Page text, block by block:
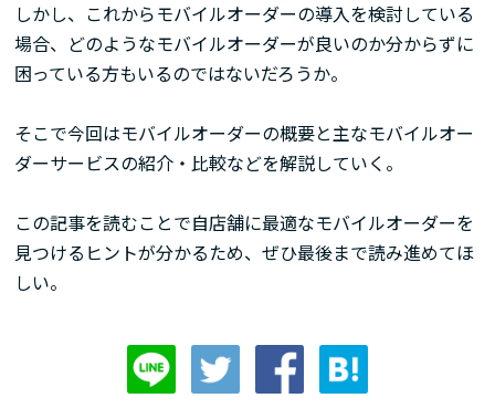
しかし、これからモバイルオーダーの導入を検討している
場合、どのようなモバイルオーダーが良いのか分からずに
困っている方もいるのではないだろうか。
そこで今回はモバイルオーダーの概要と主なモバイルオー
ダーサービスの紹介・比較などを解説していく。
この記事を読むことで自店舗に最適なモバイルオーダーを
見つけるヒントが分かるため、ぜひ最後まで読み進めてほ
しい。